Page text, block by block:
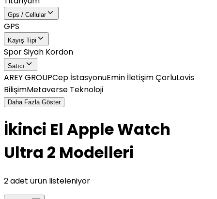
Gps / Cellular
GPS
Kayış Tipi
Spor Siyah Kordon
Satıcı
AREY GROUPCep İstasyonuEmin İletişim ÇorluLovis
BilişimMetaverse Teknoloji
Daha Fazla Göster
İkinci El Apple Watch
Ultra 2 Modelleri
2 adet ürün listeleniyor